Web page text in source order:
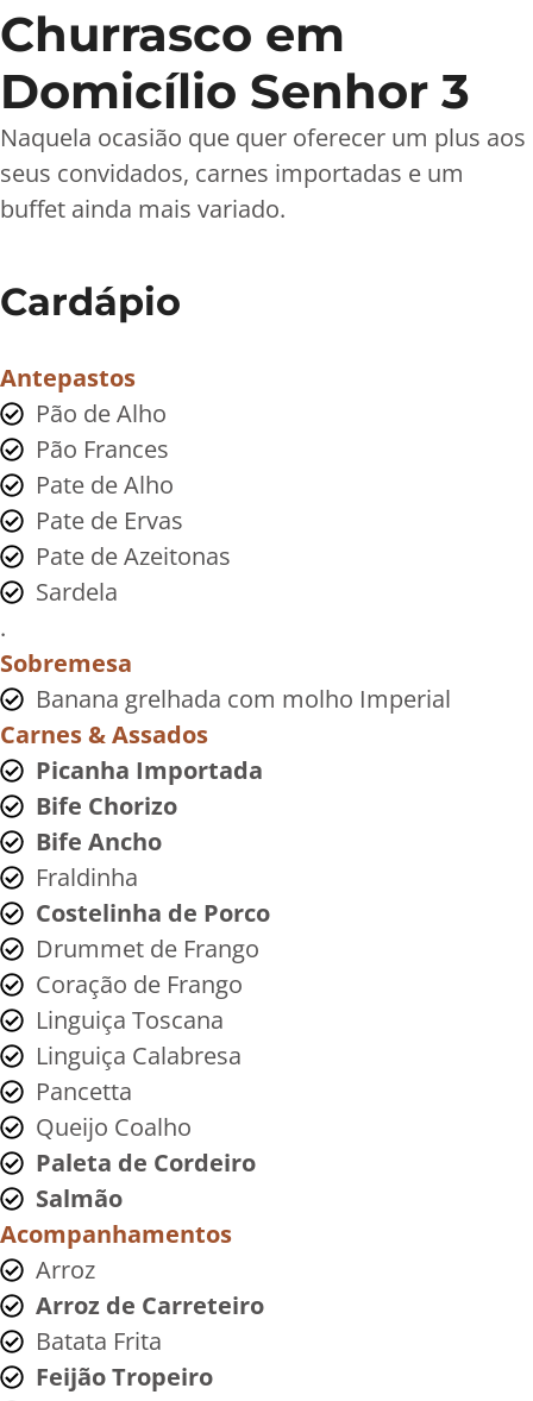
Churrasco em
Domicílio Senhor 3
Naquela ocasião que quer oferecer um plus aos
seus convidados, carnes importadas e um
buffet ainda mais variado.
Cardápio
Antepastos
Pão de Alho
Pão Frances
Pate de Alho
Pate de Ervas
Pate de Azeitonas
Sardela
.
Sobremesa
Banana grelhada com molho Imperial
Carnes & Assados
Picanha Importada
Bife Chorizo
Bife Ancho
Fraldinha
Costelinha de Porco
Drummet de Frango
Coração de Frango
Linguiça Toscana
Linguiça Calabresa
Pancetta
Queijo Coalho
Paleta de Cordeiro
Salmão
Acompanhamentos
Arroz
Arroz de Carreteiro
Batata Frita
Feijão Tropeiro